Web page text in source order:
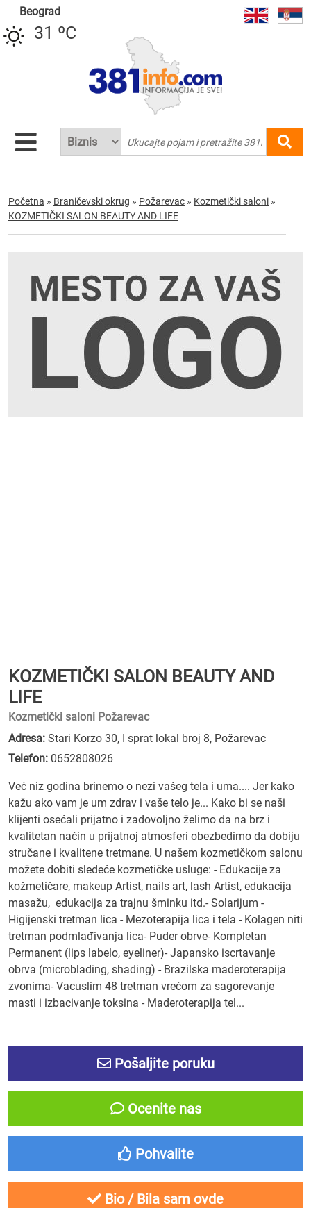
Beograd
31 ºC
Početna » Braničevski okrug » Požarevac » Kozmetički saloni »
KOZMETIČKI SALON BEAUTY AND LIFE
KOZMETIČKI SALON BEAUTY AND
LIFE
Kozmetički saloni Požarevac
Adresa: Stari Korzo 30, I sprat lokal broj 8, Požarevac
Telefon: 0652808026
Već niz godina brinemo o nezi vašeg tela i uma.... Jer kako
kažu ako vam je um zdrav i vaše telo je... Kako bi se naši
klijenti osećali prijatno i zadovoljno želimo da na brz i
kvalitetan način u prijatnoj atmosferi obezbedimo da dobiju
stručane i kvalitene tretmane. U našem kozmetičkom salonu
možete dobiti sledeće kozmetičke usluge: - Edukacije za
kožmetičare, makeup Artist, nails art, lash Artist, edukacija
masažu, edukacija za trajnu šminku itd.- Solarijum -
Higijenski tretman lica - Mezoterapija lica i tela - Kolagen niti
tretman podmlađivanja lica- Puder obrve- Kompletan
Permanent (lips labelo, eyeliner)- Japansko iscrtavanje
obrva (microblading, shading) - Brazilska maderoterapija
zvonima- Vacuslim 48 tretman vrećom za sagorevanje
masti i izbacivanje toksina - Maderoterapija tel...
Pošaljite poruku
Ocenite nas
Pohvalite
Bio / Bila sam ovde